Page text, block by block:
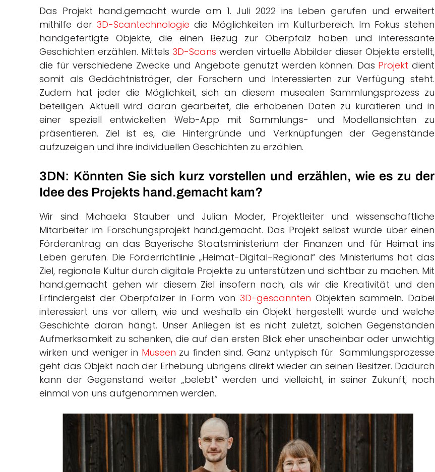
Das Projekt hand.gemacht wurde am 1. Juli 2022 ins Leben gerufen und erweitert
mithilfe der 3D-Scantechnologie die Möglichkeiten im Kulturbereich. Im Fokus stehen
handgefertigte Objekte, die einen Bezug zur Oberpfalz haben und interessante
Geschichten erzählen. Mittels 3D-Scans werden virtuelle Abbilder dieser Objekte erstellt,
die für verschiedene Zwecke und Angebote genutzt werden können. Das Projekt dient
somit als Gedächtnisträger, der Forschern und Interessierten zur Verfügung steht.
Zudem hat jeder die Möglichkeit, sich an diesem musealen Sammlungsprozess zu
beteiligen. Aktuell wird daran gearbeitet, die erhobenen Daten zu kuratieren und in
einer speziell entwickelten Web-App mit Sammlungs- und Modellansichten zu
präsentieren. Ziel ist es, die Hintergründe und Verknüpfungen der Gegenstände
aufzuzeigen und ihre individuellen Geschichten zu erzählen.
3DN: Könnten Sie sich kurz vorstellen und erzählen, wie es zu der
Idee des Projekts hand.gemacht kam?
Wir sind Michaela Stauber und Julian Moder, Projektleiter und wissenschaftliche
Mitarbeiter im Forschungsprojekt hand.gemacht. Das Projekt selbst wurde über einen
Förderantrag an das Bayerische Staatsministerium der Finanzen und für Heimat ins
Leben gerufen. Die Förderrichtlinie „Heimat-Digital-Regional“ des Ministeriums hat das
Ziel, regionale Kultur durch digitale Projekte zu unterstützen und sichtbar zu machen. Mit
hand.gemacht gehen wir diesem Ziel insofern nach, als wir die Kreativität und den
Erfindergeist der Oberpfälzer in Form von 3D-gescannten Objekten sammeln. Dabei
interessiert uns vor allem, wie und weshalb ein Objekt hergestellt wurde und welche
Geschichte daran hängt. Unser Anliegen ist es nicht zuletzt, solchen Gegenständen
Aufmerksamkeit zu schenken, die auf den ersten Blick eher unscheinbar oder unwichtig
wirken und weniger in Museen zu finden sind. Ganz untypisch für Sammlungsprozesse
geht das Objekt nach der Erhebung übrigens direkt wieder an seinen Besitzer. Dadurch
kann der Gegenstand weiter „belebt“ werden und vielleicht, in seiner Zukunft, noch
einmal von uns aufgenommen werden.